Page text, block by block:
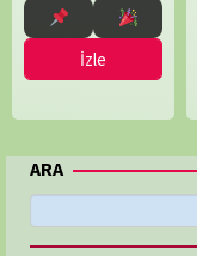
Swift,
James
Franklin,
Johnny
Kemp,
Matthew
İzle
ARA